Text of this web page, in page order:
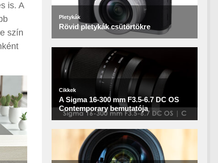
is. A
szín